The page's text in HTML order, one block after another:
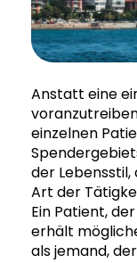
Anstatt eine
einzelnen
der Lebensstil,
Art der
Ein Patient,
erhält
als jemand,